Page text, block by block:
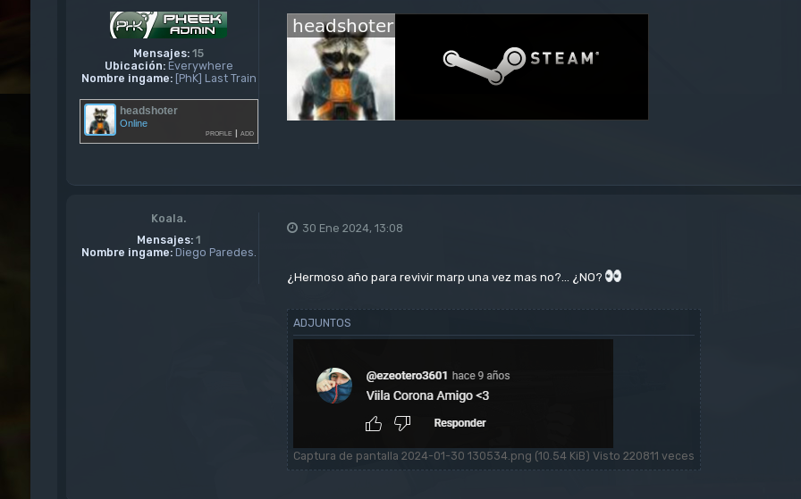
Mensajes: 15
Ubicación:Everywhere
Nombre ingame:[PhK] Last Train
headshoter
Online
profile | add
Koala.
Mensajes: 1
Nombre ingame:Diego Paredes.
30 Ene 2024, 13:08
¿Hermoso año para revivir marp una vez mas no?... ¿NO?
ADJUNTOS
Captura de pantalla 2024-01-30 130534.png (10.54 KiB) Visto 220811 veces